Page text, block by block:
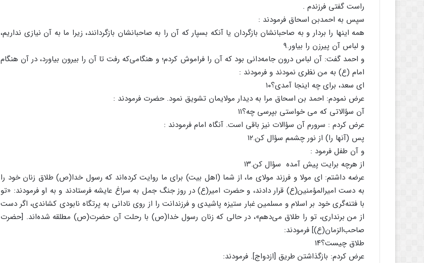
راست گفتی فرزندم .
سپس به احمدبن اسحاق فرمودند :
همه اینها را بردار و به صاحبانشان بازگردان یا آنکه بسپار که آن را به صاحبانشان بازگردانند، زیرا ما به آن نیازی نداریم،
و لباس آن پیرزن را بیاور.۹
و احمد گفت: آن لباس درون جامه‌دانی بود که آن را فراموش کردم؛ و هنگامی‌که رفت تا آن را بیرون بیاورد، در آن هنگام
امام (ع) به من نظری نمودند و فرمودند :
ای سعد، برای چه اینجا آمدی؟۱۰
عرض نمودم: احمد بن اسحاق مرا به دیدار مولایمان تشویق نمود. حضرت فرمودند :
آن سؤالاتی که می خواستی بپرسی چه؟۱۱
عرض کردم : سرورم آن سؤالات نیز باقی است. آنگاه امام فرمودند :
پس (آنها را) از نور چشمم سؤال کن.۱۲
و آن طفل فرمود :
از هرچه برایت پیش آمده سؤال کن.۱۳
عرضه داشتم: ای مولا و فرزند مولای ما، از شما (اهل بیت) برای ما روایت کرده‌اند که رسول خدا(ص) طلاق زنان خود را
به دست امیرالمؤمنین(ع) قرار دادند، و حضرت امیر(ع) در روز جنگ جمل به سراغ عایشه فرستادند و به او فرمودند: «تو
با فتنه‌گری خود بر اسلام و مسلمین غبار ستیزه پاشیدی و فرزندانت را از روی نادانی به پرتگاه نابودی کشاندی، اگر دست
از من برنداری، تو را طلاق می‌دهم»، در حالی که زنان رسول خدا(ص) با رحلت آن حضرت(ص) مطلقه شده‌اند. [حضرت
صاحب‌الزمان(ع)] فرمودند:
طلاق چیست؟۱۴
عرض کردم: بازگذاشتن طریق [ازدواج]. فرمودند: